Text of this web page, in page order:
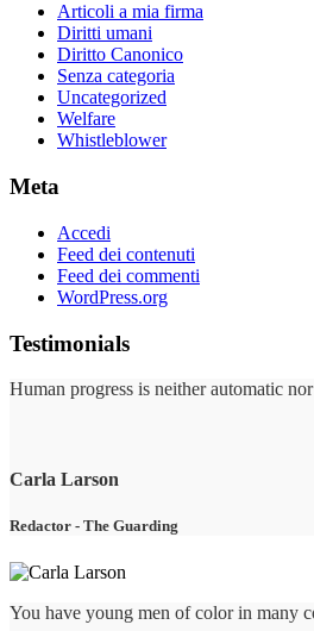
Articoli a mia firma
Diritti umani
Diritto Canonico
Senza categoria
Uncategorized
Welfare
Whistleblower
Meta
Accedi
Feed dei contenuti
Feed dei commenti
WordPress.org
Testimonials
Human progress is neither automatic
Carla Larson
Redactor - The Guarding
You have young men of color in many